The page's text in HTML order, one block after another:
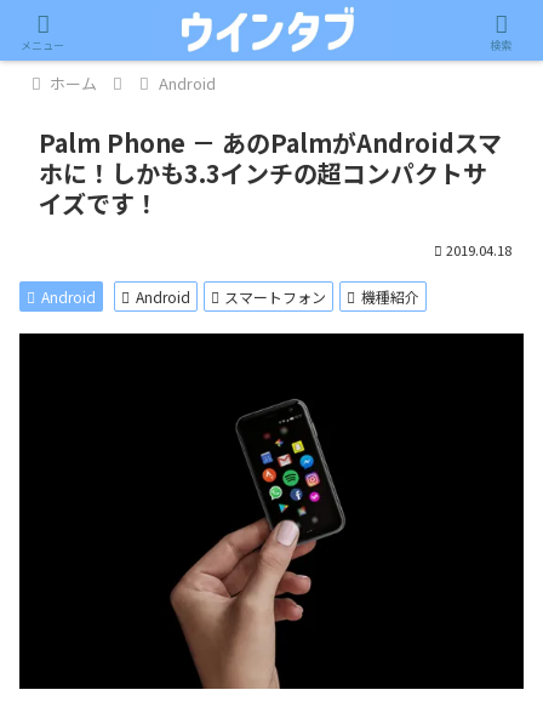
記事内に広告が含まれています。
ホーム Android
Palm Phone － あのPalmがAndroidスマ
ホに！しかも3.3インチの超コンパクトサ
イズです！
2019.04.18
Android Android スマートフォン 機種紹介
メニュー 検索